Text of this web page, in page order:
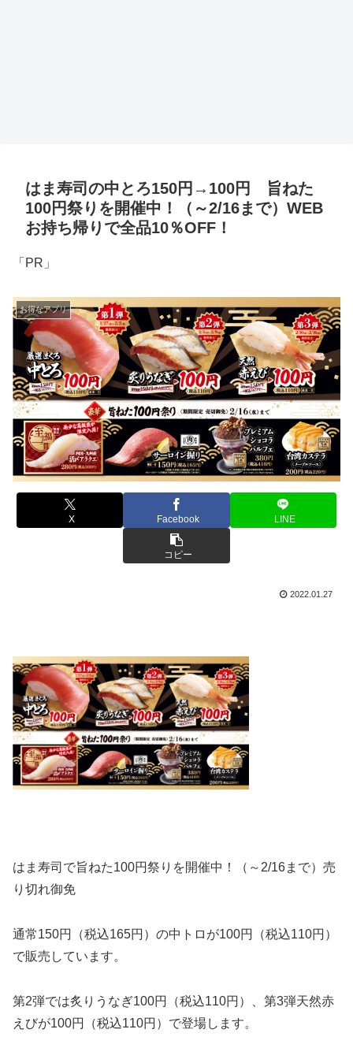
はま寿司の中とろ150円→100円 旨ねた
100円祭りを開催中！（～2/16まで）WEB
お持ち帰りで全品10％OFF！
「PR」
お得なアプリ
X Facebook LINE
コピー
2022.01.27
はま寿司で旨ねた100円祭りを開催中！（～2/16まで）売
り切れ御免
通常150円（税込165円）の中トロが100円（税込110円）
で販売しています。
第2弾では炙りうなぎ100円（税込110円）、第3弾天然赤
えびが100円（税込110円）で登場します。